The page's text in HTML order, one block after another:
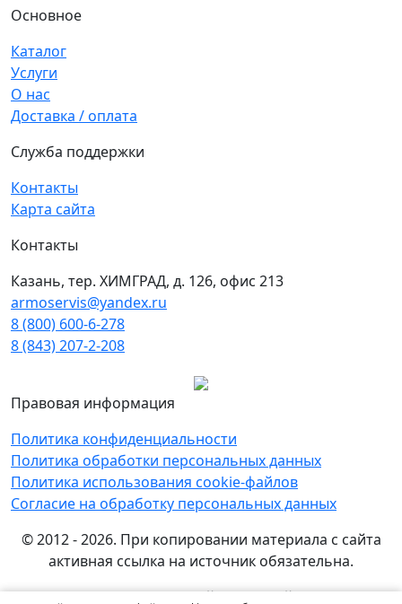
Основное
Каталог
Услуги
О нас
Доставка / оплата
Служба поддержки
Контакты
Карта сайта
Контакты
Казань, тер. ХИМГРАД, д. 126, офис 213
armoservis@yandex.ru
8 (800) 600-6-278
8 (843) 207-2-208
Правовая информация
Политика конфиденциальности
Политика обработки персональных данных
Политика использования cookie-файлов
Согласие на обработку персональных данных
© 2012 - 2026. При копировании материала с сайта
активная ссылка на источник обязательна.
Названия производителей, компаний и товарные